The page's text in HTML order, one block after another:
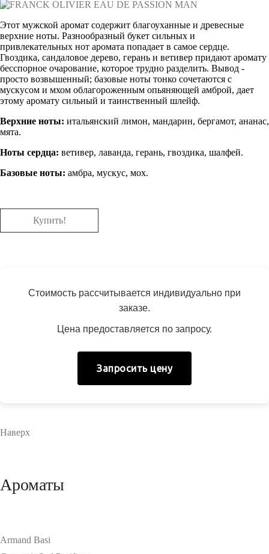
Этот мужской аромат содержит благоуханные и древесные
верхние ноты. Разнообразный букет сильных и
привлекательных нот аромата попадает в самое сердце.
Гвоздика, сандаловое дерево, герань и ветивер придают аромату
бесспорное очарование, которое трудно разделить. Вывод -
просто возвышенный; базовые ноты тонко сочетаются с
мускусом и мхом облагороженным опьяняющей амброй, дает
этому аромату сильный и таинственный шлейф.
Верхние ноты: итальянский лимон, мандарин, бергамот, ананас,
мята.
Ноты сердца: ветивер, лаванда, герань, гвоздика, шалфей.
Базовые ноты: амбра, мускус, мох.
Купить!
Стоимость рассчитывается индивидуально при
заказе.
Цена предоставляется по запросу.
Запросить цену
Наверх
Ароматы
Armand Basi